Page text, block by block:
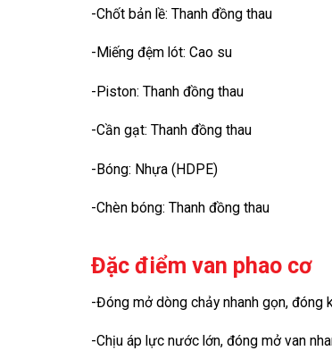
-Chốt bản lề: Thanh đồng thau
-Miếng đệm lót: Cao su
-Piston: Thanh đồng thau
-Cần gạt: Thanh đồng thau
-Bóng: Nhựa (HDPE)
-Chèn bóng: Thanh đồng thau
Đặc điểm van phao cơ
-Đóng mở dòng chảy nhanh gọn, đóng
-Chịu áp lực nước lớn, đóng mở van